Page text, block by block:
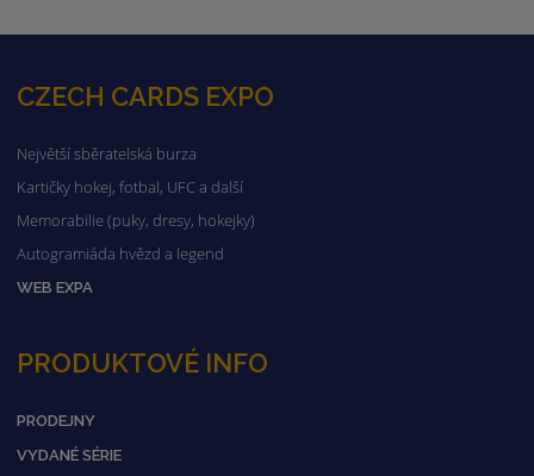
CZECH CARDS EXPO
Největší sběratelská burza
Kartičky hokej, fotbal, UFC a další
Memorabilie (puky, dresy, hokejky)
Autogramiáda hvězd a legend
WEB EXPA
PRODUKTOVÉ INFO
PRODEJNY
VYDANÉ SÉRIE